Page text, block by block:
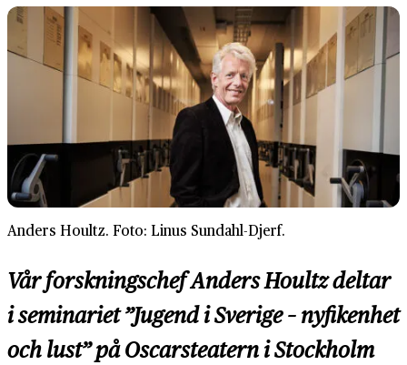
Anders Houltz. Foto: Linus Sundahl-Djerf.
Vår forskningschef Anders Houltz deltar
i seminariet ”Jugend i Sverige – nyfikenhet
och lust” på Oscarsteatern i Stockholm